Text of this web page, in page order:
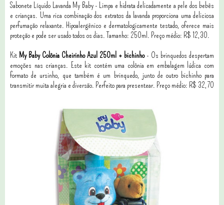
Sabonete Líquido Lavanda My Baby - Limpa e hidrata delicadamente a pele dos bebês
e crianças. Uma rica combinação dos extratos da lavanda proporciona uma deliciosa
perfumação relaxante. Hipoalergênico e dermatologicamente testado, oferece mais
proteção e pode ser usado todos os dias. Tamanho: 250ml. Preço médio: R$ 12,30.
Kit My Baby Colônia Cheirinho Azul 250ml + bichinho- Os brinquedos despertam
emoções nas crianças. Este kit contém uma colônia em embalagem lúdica com
formato de ursinho, que também é um brinquedo, junto de outro bichinho para
transmitir muita alegria e diversão. Perfeito para presentear. Preço médio: R$ 32,70